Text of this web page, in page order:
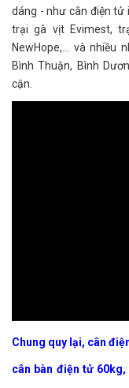
dáng - như cân điện tử
trại gà vịt Evimest,
NewHope,... và nhiều
Bình Thuận, Bình
cận.
Chung quy lại, cân
cân bàn điện tử